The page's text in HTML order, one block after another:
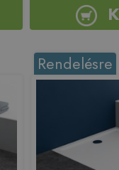
Rendelésre